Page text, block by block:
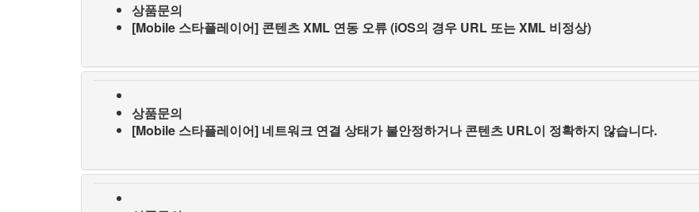
상품문의
[Mobile 스타플레이어] 콘텐츠 XML 연동 오류 (iOS의 경우 URL 또는 XML 비정상)
상품문의
[Mobile 스타플레이어] 네트워크 연결 상태가 불안정하거나 콘텐츠 URL이 정확하지 않습니다.